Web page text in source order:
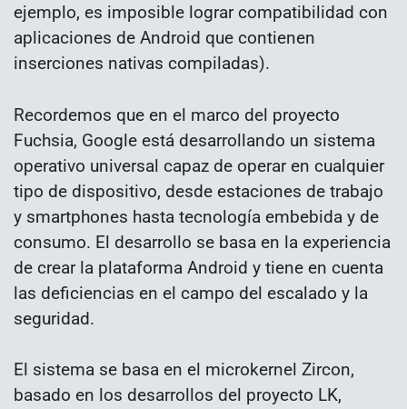
ejemplo, es imposible lograr compatibilidad con
aplicaciones de Android que contienen
inserciones nativas compiladas).
Recordemos que en el marco del proyecto
Fuchsia, Google está desarrollando un sistema
operativo universal capaz de operar en cualquier
tipo de dispositivo, desde estaciones de trabajo
y smartphones hasta tecnología embebida y de
consumo. El desarrollo se basa en la experiencia
de crear la plataforma Android y tiene en cuenta
las deficiencias en el campo del escalado y la
seguridad.
El sistema se basa en el microkernel Zircon,
basado en los desarrollos del proyecto LK,